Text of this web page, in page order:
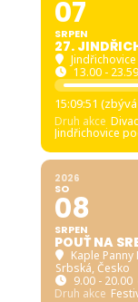
07
SRPEN
27.
13.00 - 23.59
15:09:50
Druh akce
Jindřichovice
2026
SO
08
SRPEN
POUŤ NA
Kaple
Srbská, Česko
9.00 - 20.00
Druh akce